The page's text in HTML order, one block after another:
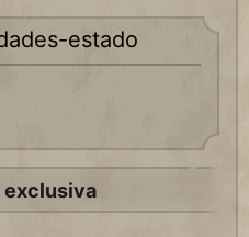
estado
exclusiva